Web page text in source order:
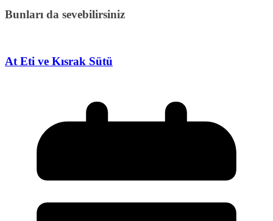
Bunları da sevebilirsiniz
At Eti ve Kısrak Sütü